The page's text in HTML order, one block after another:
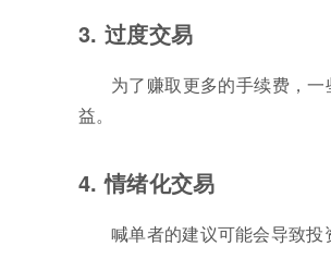
3. 过度交易
为了赚取更多的手续费，
益。
4. 情绪化交易
喊单者的建议可能会导致投